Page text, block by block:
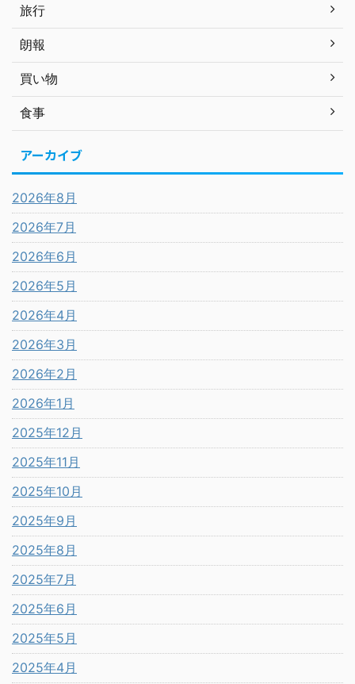
旅行
朗報
買い物
食事
アーカイブ
2026年8月
2026年7月
2026年6月
2026年5月
2026年4月
2026年3月
2026年2月
2026年1月
2025年12月
2025年11月
2025年10月
2025年9月
2025年8月
2025年7月
2025年6月
2025年5月
2025年4月